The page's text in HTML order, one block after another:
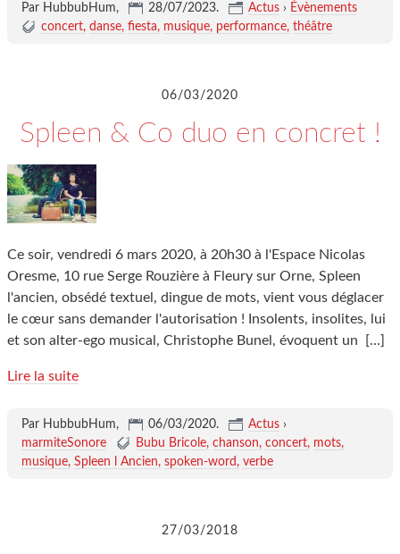
Par HubbubHum, 28/07/2023. Actus› Évènements
concert danse fiesta musique performance théâtre
06/03/2020
Spleen & Co duo en concret !
Ce soir, vendredi 6 mars 2020, à 20h30 à l'Espace Nicolas
Oresme, 10 rue Serge Rouzière à Fleury sur Orne, Spleen
l'ancien, obsédé textuel, dingue de mots, vient vous déglacer
le cœur sans demander l'autorisation ! Insolents, insolites, lui
et son alter-ego musical, Christophe Bunel, évoquent un
[…]
Lire la suite
Par HubbubHum, 06/03/2020. Actus›
marmiteSonore
Bubu Bricole chanson concert mots
musique Spleen l Ancien spoken-word verbe
27/03/2018